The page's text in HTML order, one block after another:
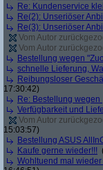
Re: Kundenservice
Re(2): Unseriöser
Re(3): Unseriöser
Vom Autor
Vom Autor
Bestellung wegen
schnelle Lieferung,
Reibungsloser
17:30:42)
Re: Bestellung wegen
Verfügbarkeit und
Vom Autor
15:03:57)
Bestellung ASUS
Kaufe gerne wieder!!!
Wohltuend mal